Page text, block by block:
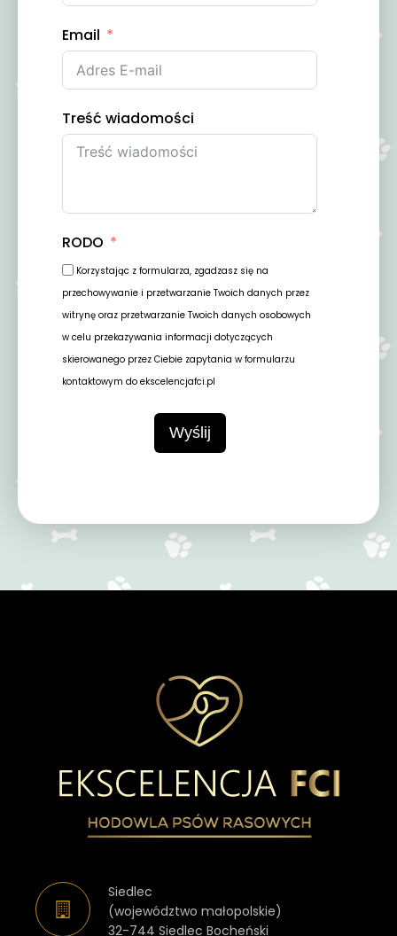
Email
Treść wiadomości
RODO
Korzystając z formularza, zgadzasz się na
przechowywanie i przetwarzanie Twoich danych przez
witrynę oraz przetwarzanie Twoich danych osobowych
w celu przekazywania informacji dotyczących
skierowanego przez Ciebie zapytania w formularzu
kontaktowym do ekscelencjafci.pl
Wyślij
Siedlec
(województwo małopolskie)
32-744 Siedlec Bocheński